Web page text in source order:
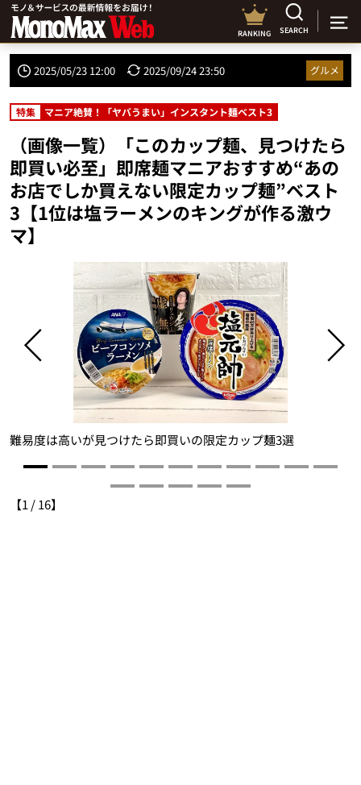
RANKING SEARCH
2025/05/23 12:00 2025/09/24 23:50 グルメ
特集 マニア絶賛！「ヤバうまい」インスタント麺ベスト3
（画像一覧）「このカップ麺、見つけたら
即買い必至」即席麺マニアおすすめ“あの
お店でしか買えない限定カップ麺”ベスト
3【1位は塩ラーメンのキングが作る激ウ
マ】
難易度は高いが見つけたら即買いの限定カップ麺3選
【1 /16】